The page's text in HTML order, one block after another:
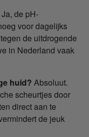
Ja, de pH-
voor dagelijks
de uitdrogende
in Nederland vaak
huid? Absoluut.
scheurtjes door
direct aan te
de jeuk